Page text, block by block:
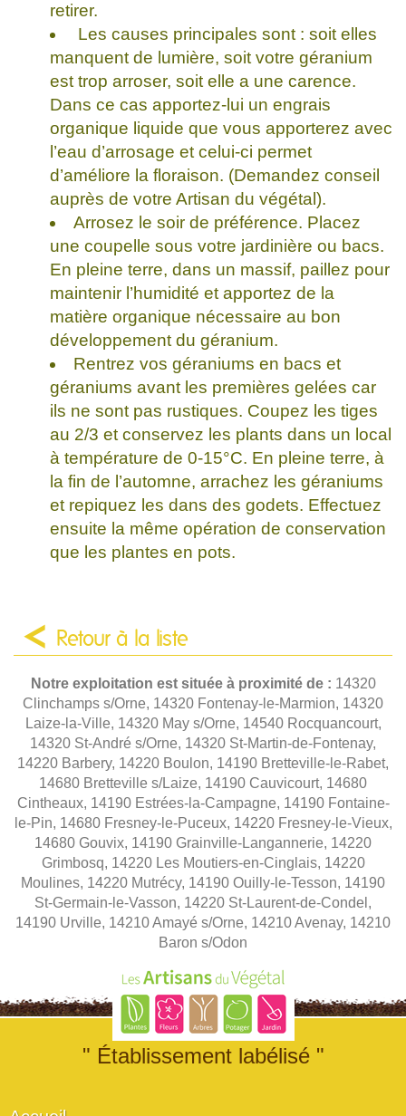
retirer.
Les causes principales sont : soit elles
manquent de lumière, soit votre géranium
est trop arroser, soit elle a une carence.
Dans ce cas apportez-lui un engrais
organique liquide que vous apporterez avec
l’eau d’arrosage et celui-ci permet
d’améliore la floraison. (Demandez conseil
auprès de votre Artisan du végétal).
Arrosez le soir de préférence. Placez
une coupelle sous votre jardinière ou bacs.
En pleine terre, dans un massif, paillez pour
maintenir l’humidité et apportez de la
matière organique nécessaire au bon
développement du géranium.
Rentrez vos géraniums en bacs et
géraniums avant les premières gelées car
ils ne sont pas rustiques. Coupez les tiges
au 2/3 et conservez les plants dans un local
à température de 0-15°C. En pleine terre, à
la fin de l’automne, arrachez les géraniums
et repiquez les dans des godets. Effectuez
ensuite la même opération de conservation
que les plantes en pots.
Retour à la liste
Notre exploitation est située à proximité de : 14320
Clinchamps s/Orne, 14320 Fontenay-le-Marmion, 14320
Laize-la-Ville, 14320 May s/Orne, 14540 Rocquancourt,
14320 St-André s/Orne, 14320 St-Martin-de-Fontenay,
14220 Barbery, 14220 Boulon, 14190 Bretteville-le-Rabet,
14680 Bretteville s/Laize, 14190 Cauvicourt, 14680
Cintheaux, 14190 Estrées-la-Campagne, 14190 Fontaine-
le-Pin, 14680 Fresney-le-Puceux, 14220 Fresney-le-Vieux,
14680 Gouvix, 14190 Grainville-Langannerie, 14220
Grimbosq, 14220 Les Moutiers-en-Cinglais, 14220
Moulines, 14220 Mutrécy, 14190 Ouilly-le-Tesson, 14190
St-Germain-le-Vasson, 14220 St-Laurent-de-Condel,
14190 Urville, 14210 Amayé s/Orne, 14210 Avenay, 14210
Baron s/Odon
" Établissement labélisé "